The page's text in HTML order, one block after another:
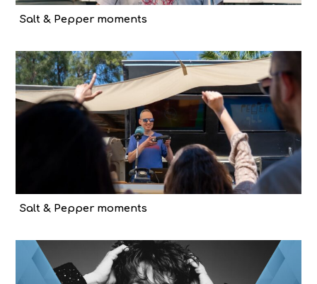
Salt & Pepper moments
Salt & Pepper moments